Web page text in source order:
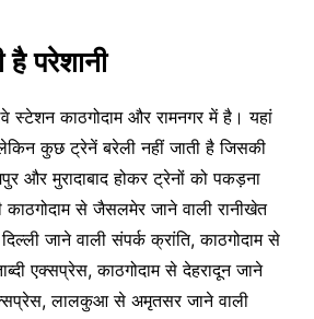
है परेशानी
स्टेशन काठगोदाम और रामनगर में है। यहां
कुछ ट्रेनें बरेली नहीं जाती है जिसकी
और मुरादाबाद होकर ट्रेनों को पकड़ना
काठगोदाम से जैसलमेर जाने वाली रानीखेत
जाने वाली संपर्क क्रांति, काठगोदाम से
एक्सप्रेस, काठगोदाम से देहरादून जाने
लालकुआ से अमृतसर जाने वाली